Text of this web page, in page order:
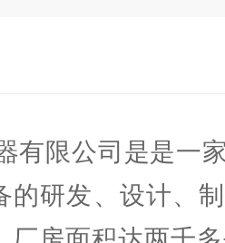
有限公司是是一
的研发、设计、